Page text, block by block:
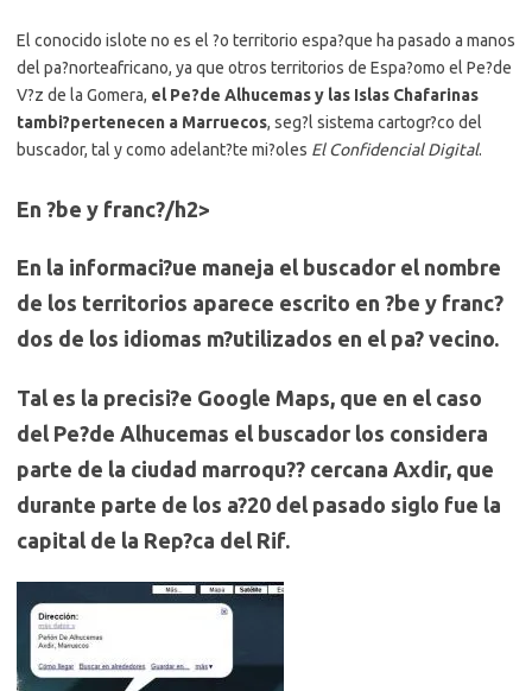
El conocido islote no es el ?o territorio espa?que ha pasado a manos
del pa?norteafricano, ya que otros territorios de Espa?omo el Pe?de
V?z de la Gomera, el Pe?de Alhucemas y las Islas Chafarinas
tambi?pertenecen a Marruecos, seg?l sistema cartogr?co del
buscador, tal y como adelant?te mi?oles El Confidencial Digital.
En ?be y franc?/h2>
En la informaci?ue maneja el buscador el nombre
de los territorios aparece escrito en ?be y franc?
dos de los idiomas m?utilizados en el pa? vecino.
Tal es la precisi?e Google Maps, que en el caso
del Pe?de Alhucemas el buscador los considera
parte de la ciudad marroqu?? cercana Axdir, que
durante parte de los a?20 del pasado siglo fue la
capital de la Rep?ca del Rif.